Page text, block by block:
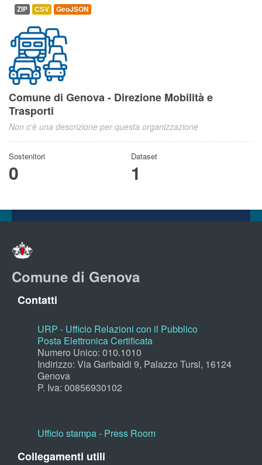
ZIP CSV GeoJSON
Comune di Genova - Direzione Mobilità e
Trasporti
Non c'è una descrizione per questa organizzazione
Sostenitori
0
Dataset
1
Comune di Genova
Contatti
URP - Ufficio Relazioni con il Pubblico
Posta Elettronica Certificata
Numero Unico: 010.1010
Indirizzo: Via Garibaldi 9, Palazzo Tursi, 16124
Genova
P. Iva: 00856930102
Ufficio stampa - Press Room
Collegamenti utili